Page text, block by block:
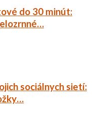
do 30 minút:
sociálnych sietí: